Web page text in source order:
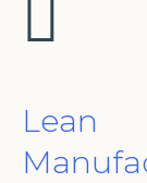
Lean